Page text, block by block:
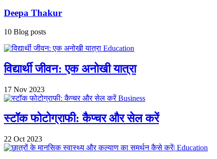
Deepa Thakur
10 Blog posts
Education
विद्यार्थी जीवन: एक अनोखी यात्रा
17 Nov 2023
Business
स्टॉक फोटोग्राफी: कैप्चर और सेल करें
22 Oct 2023
Education